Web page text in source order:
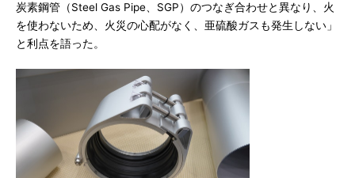
炭素鋼管（Steel Gas Pipe、SGP）のつなぎ合わせと異なり、火
を使わないため、火災の心配がなく、亜硫酸ガスも発生しない」
と利点を語った。